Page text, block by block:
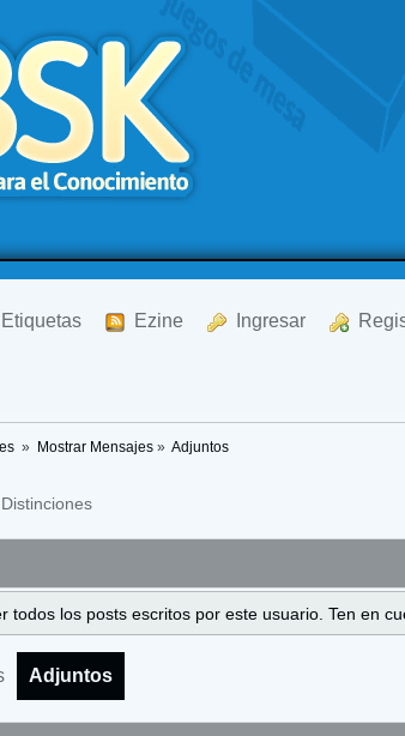
Etiquetas Ezine Ingresar
» Mostrar Mensajes» Adjuntos
Distinciones
todos los posts escritos por este usuario. Ten en
Adjuntos